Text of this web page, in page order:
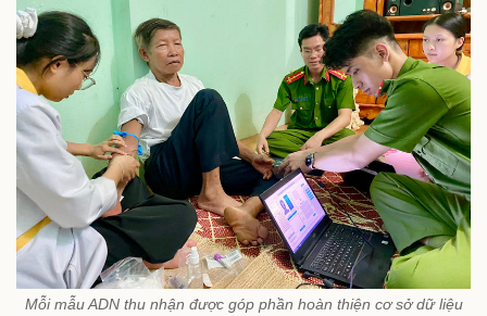
Mỗi mẫu ADN thu nhận được góp phần hoàn thiện cơ sở dữ liệu